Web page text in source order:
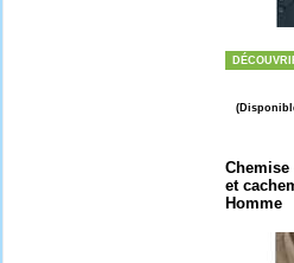
et
Homme